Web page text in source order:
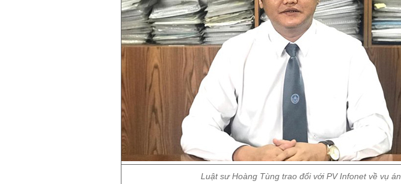
Luật sư Hoàng Tùng trao đổi với PV Infonet về vụ án.